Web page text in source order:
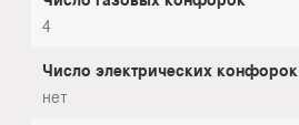
4
Число электрических конфорок
нет